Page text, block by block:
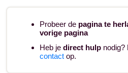
Probeer de pagina te
vorige pagina
Heb je direct hulp nodig?
contact op.